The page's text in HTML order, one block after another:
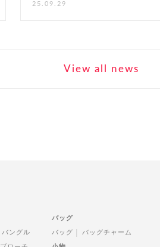
25.09.29
View all news
バングル
バッグ
バッグ バッグチャーム